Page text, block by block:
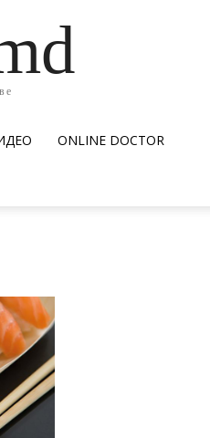
ОNLINE DOCTOR